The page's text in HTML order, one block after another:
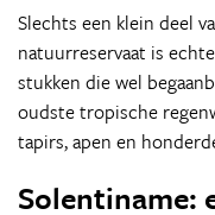
Slechts een klein deel
natuurreservaat is
stukken die wel
oudste tropische
tapirs, apen en
Solentiname: